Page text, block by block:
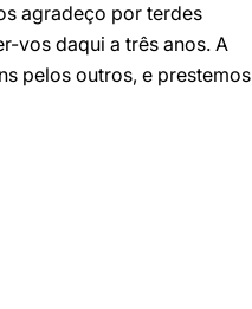
agradeço por terdes
vos daqui a três anos. A
pelos outros, e prestemos